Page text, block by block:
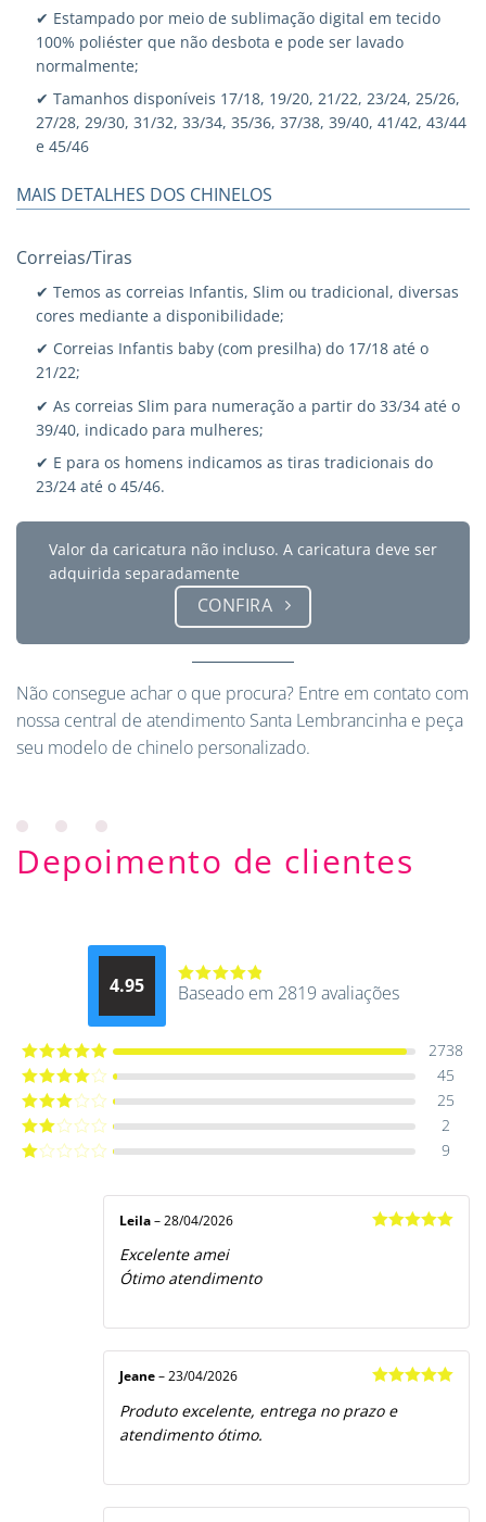
✔ Estampado por meio de sublimação digital em tecido
100% poliéster que não desbota e pode ser lavado
normalmente;
✔ Tamanhos disponíveis 17/18, 19/20, 21/22, 23/24, 25/26,
27/28, 29/30, 31/32, 33/34, 35/36, 37/38, 39/40, 41/42, 43/44
e 45/46
MAIS DETALHES DOS CHINELOS
Correias/Tiras
✔ Temos as correias Infantis, Slim ou tradicional, diversas
cores mediante a disponibilidade;
✔ Correias Infantis baby (com presilha) do 17/18 até o
21/22;
✔ As correias Slim para numeração a partir do 33/34 até o
39/40, indicado para mulheres;
✔ E para os homens indicamos as tiras tradicionais do
23/24 até o 45/46.
Valor da caricatura não incluso. A caricatura deve ser
adquirida separadamente
CONFIRA
Não consegue achar o que procura? Entre em contato com
nossa central de atendimento Santa Lembrancinha e peça
seu modelo de chinelo personalizado.
Depoimento de clientes
4.95
Avaliação
Baseado em 2819 avaliações
Avaliação5
de 5
2738
Avaliação
4 de 5
45
Avaliação
3 de 5
25
Avaliação
2 de
2
9
Leila – 28/04/2026
Excelente amei
Ótimo atendimento
de 5
Jeane – 23/04/2026
Produto excelente, entrega no prazo e
atendimento ótimo.